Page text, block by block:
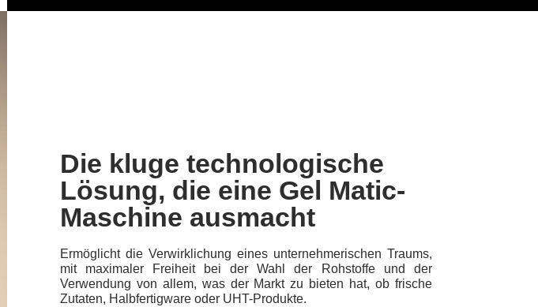
Die kluge technologische
Lösung, die eine Gel Matic-
Maschine ausmacht
Ermöglicht die Verwirklichung eines unternehmerischen Traums,
mit maximaler Freiheit bei der Wahl der Rohstoffe und der
Verwendung von allem, was der Markt zu bieten hat, ob frische
Zutaten, Halbfertigware oder UHT-Produkte.